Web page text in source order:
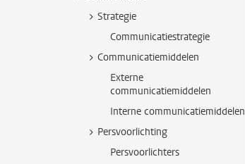
Strategie
Communicatiestrategie
Communicatiemiddelen
Externe
communicatiemiddelen
Interne communicatiemiddelen
Persvoorlichting
Persvoorlichters